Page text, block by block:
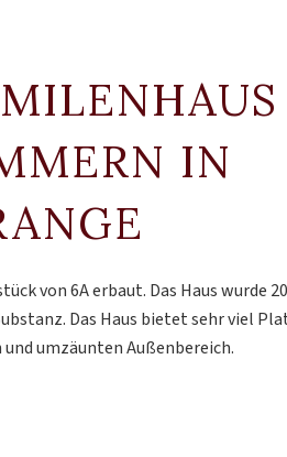
IN
von 6A erbaut. Das Haus wurde
Das Haus bietet sehr viel
umzäunten Außenbereich.